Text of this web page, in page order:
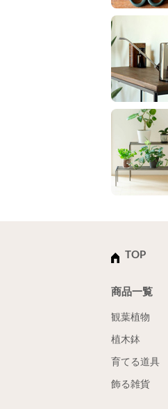
TOP
商品一覧
観葉植物
植木鉢
育てる道具
飾る雑貨